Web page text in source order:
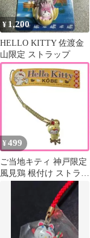
¥1,200
HELLO KITTY 佐渡金
山限定 ストラップ
¥499
ご当地キティ 神戸限定
風見鶏 根付け ストラッ
プ 2003年 サンリオ 兵